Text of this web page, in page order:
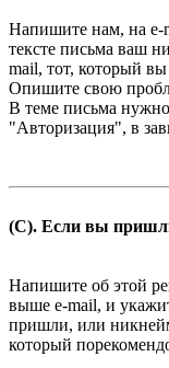
Напишите нам, на e-
тексте письма ваш
mail, тот, который
Опишите свою
В теме письма
"Авторизация", в
(C). Если вы
Напишите об этой
выше e-mail, и
пришли, или никнейм
который